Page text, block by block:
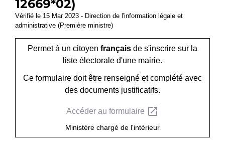
12669*02)
Vérifié le 15 Mar 2023 - Direction de l'information légale et
administrative (Première ministre)
Permet à un citoyen français de s'inscrire sur la
liste électorale d'une mairie.
Ce formulaire doit être renseigné et complété avec
des documents justificatifs.
Accéder au formulaire open_in_new
Ministère chargé de l'intérieur